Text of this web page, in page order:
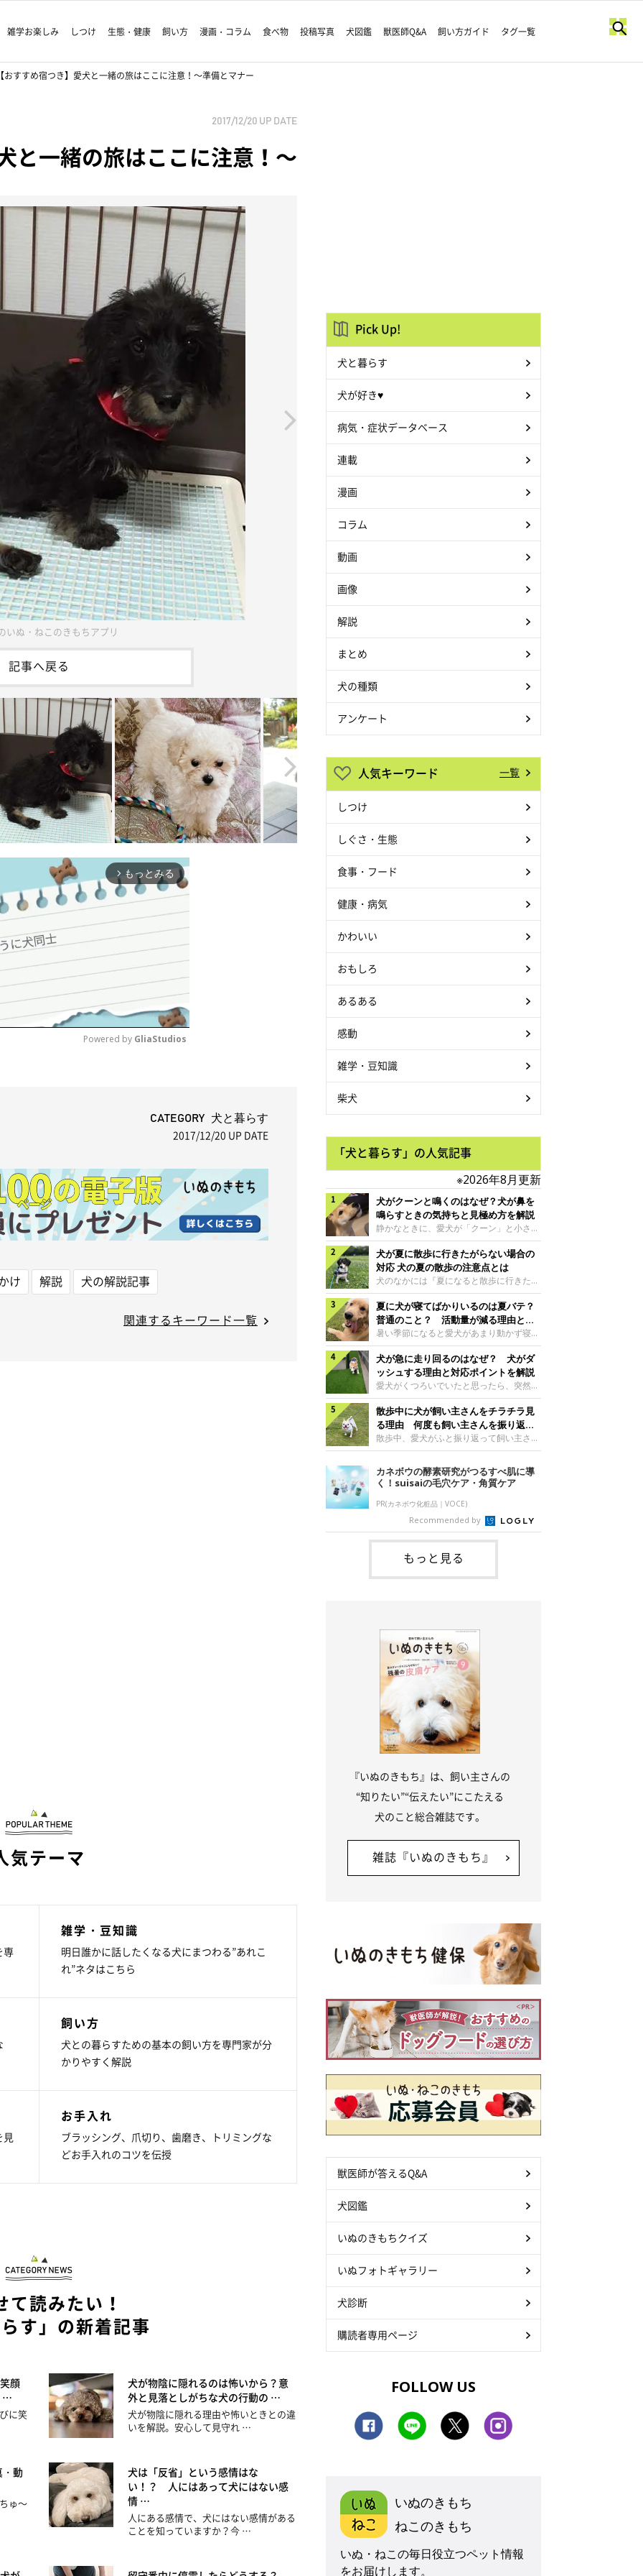
雑学お楽しみ しつけ 生態・健康 飼い方 漫画・コラム 食べ物 投稿写真 犬図鑑 獣医師Q&A 飼い方ガイド タグ一覧
おすすめ宿つき】愛犬と一緒の旅はここに注意！～準備とマナー
2017/12/20 UP DATE
と一緒の旅はここに注意！～
いぬ・ねこのきもちアプリ
記事へ戻る
arrow_forward_ios もっとみる
Powered by GliaStudios
CATEGORY 犬と暮らす
2017/12/20 UP DATE
け 解説 犬の解説記事
関連するキーワード一覧
気テーマ
専
雑学・豆知識
明日誰かに話したくなる犬にまつわる”あれこ
れ”ネタはこちら
飼い方
犬との暮らすための基本の飼い方を専門家が分
かりやすく解説
見
お手入れ
ブラッシング、爪切り、歯磨き、トリミングな
どお手入れのコツを伝授
て読みたい！
す」の新着記事
顔
…
に笑
犬が物陰に隠れるのは怖いから？意
外と見落としがちな犬の行動の …
犬が物陰に隠れる理由や怖いときとの違
いを解説。安心して見守れ …
・動
ゅ～
犬は「反省」という感情はな
い！？ 人にはあって犬にはない感
情 …
人にある感情で、犬にはない感情がある
ことを知っていますか？今 …
Pick Up!
犬と暮らす
犬が好き♥
病気・症状データベース
連載
漫画
コラム
動画
画像
解説
まとめ
犬の種類
アンケート
人気キーワード 一覧
しつけ
しぐさ・生態
食事・フード
健康・病気
かわいい
おもしろ
あるある
感動
雑学・豆知識
柴犬
「犬と暮らす」の人気記事
※2026年8月更新
犬がクーンと鳴くのはなぜ？犬が鼻を
鳴らすときの気持ちと見極め方を解説
静かなときに、愛犬が「クーン」と小さく
鳴いたり、鼻を鳴らすような音を出したり
することはありませんか？ 大きく吠える
わけではない分、「不安なの？それとも何
かお願いしているの？」と気になる飼い主
さんもいるかもしれません。今回は、犬が
クーンと鳴く理由や鼻鳴らしの背景、見極
め方と対応のポイントなどについて、いぬ
のきもち獣医師相談室の原 駿太朗先生に
伺いました。クーンと鳴くのはどんな気持
ち？いぬのきもち投稿写真ギャラリー犬が
クーンと小さく鳴くときは、何らかの感情
を伝えようとしている場合があると考えら
れています。大
犬が夏に散歩に行きたがらない場合の
対応 犬の夏の散歩の注意点とは
犬のなかには『夏になると散歩に行きたが
らない、歩かなくなる』『暑い季節は散歩
の気配を察すると涼しい部屋から出ようと
しない』など散歩に行きたがらないコもい
るようです。愛犬の運動をさせてあげたい
のに、散歩に行きたがらない。このような
場合はどう対応すればよいのでしょうか？
「愛犬が夏に散歩に行きたがらない場合の
対応」について、いぬのきもち獣医師相談
室の白山さとこ先生に聞きました。Q.夏に
犬の散歩に行くときの注意点は？ いぬの
きもち投稿写真ギャラリーーー夏に愛犬と
散歩に行くときは、どのようなことに注意
をするとよい
夏に犬が寝てばかりいるのは夏バテ？
普通のこと？ 活動量が減る理由と対
策とは
暑い季節になると愛犬があまり動かず寝て
ばかりだと感じる飼い主さんはいません
か？その様子に、愛犬が夏バテで疲れてい
るのか、元気がないのかなど不安に感じる
方もいるのではないかと思います。 で
は、犬が寝てばかりいるときに対処が必要
かを見極める方法はあるのでしょうか？
「犬の活動量が夏に減る理由と対策」につ
いて、いぬのきもち獣医師相談室の山口み
き先生に話を聞きました。Q. 夏に犬の活
真ギャラリーーー夏に愛犬の活動量が減る
と感じる飼い主さんもいるようです。理由
としてどのようなこ
犬が急に走り回るのはなぜ？ 犬がダ
ッシュする理由と対応ポイントを解説
愛犬がくつろいでいたと思ったら、突然部
屋の中を走り回り始める――そんな様子に
驚いたことはありませんか？ 急な動きに
「何が起きているの？」と戸惑う飼い主さ
んも多いでしょう。落ち着いていたはずな
のに、急にスイッチが入ったように見える
と不安になることもあります。今回は、犬
が急に走り回る理由や見極め方などについ
て、いぬのきもち獣医師相談室の岡本りさ
先生に伺いました。犬が急に走り回るのは
よくある行動？いぬのきもち投稿写真ギャ
ラリー犬が突然走り回る行動は、必ずしも
珍しいものではないと考えられています。
体にたまったエ
散歩中に犬が飼い主さんをチラチラ見
る理由 何度も飼い主さんを振り返る
のはなぜ？
散歩中、愛犬がふと振り返って飼い主さん
の様子を確認する…そんな場面に心当たり
はありませんか？ 何度もチラチラ見られ
ると、「何か気になることがあるの？」
「ちゃんと歩けているかな」と不安になる
ことがあるかもしれません。愛犬が歩きな
がら飼い主さんを振り返るしぐさには、ど
んな気持ちが隠れているのでしょうか。今
回は、犬が散歩中に飼い主さんを確認する
理由や注意すべきサインの見極めかた、対
応のポイントなどについて、いぬのきもち
獣医師相談室の原 駿太朗先生に伺いまし
カネボウの酵素研究がつるすべ肌に導
く！suisaiの毛穴ケア・角質ケア
PR(カネボウ化粧品｜VOCE)
Recommended by
もっと見る
『いぬのきもち』は、飼い主さんの
“知りたい”“伝えたい”にこたえる
犬のこと総合雑誌です。
雑誌『いぬのきもち』
獣医師が答えるQ&A
犬図鑑
いぬのきもちクイズ
いぬフォトギャラリー
犬診断
購読者専用ページ
FOLLOW US
いぬのきもち
ねこのきもち
いぬ・ねこの毎日役立つペット情報
をお届けします。